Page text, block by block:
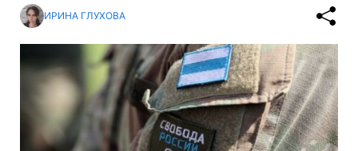
ИРИНА ГЛУХОВА